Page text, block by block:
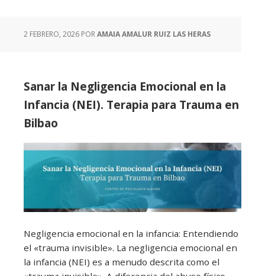
2 FEBRERO, 2026 PORAMAIA AMALUR RUIZ LAS HERAS
Sanar la Negligencia Emocional en la
Infancia (NEI). Terapia para Trauma en
Bilbao
Negligencia emocional en la infancia: Entendiendo
el «trauma invisible». La negligencia emocional en
la infancia (NEI) es a menudo descrita como el